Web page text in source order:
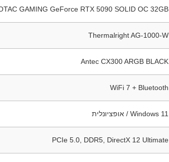
GAMING GeForce RTX 5090 SOLID OC 32GB
Thermalright AG-1000-W
Antec CX300 ARGB BLACK
WiFi 7 + Bluetooth
Windows 11 / אופציונלית
PCIe 5.0, DDR5, DirectX 12 Ultimate